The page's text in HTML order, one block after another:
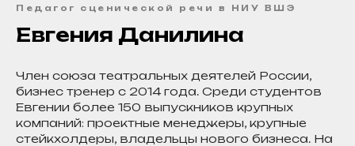
Педагог сценической речи в НИУ ВШЭ
Евгения Данилина
Член союза театральных деятелей России,
бизнес тренер с 2014 года. Среди студентов
Евгении более 150 выпускников крупных
компаний: проектные менеджеры, крупные
стейкхолдеры, владельцы нового бизнеса. На